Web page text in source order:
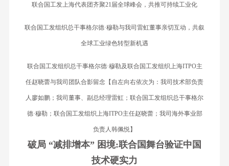
联合国工发上海代表团齐聚21届全球峰会，共推可持续工业化
联合国工发组织总干事格尔德·穆勒与我司雷虹董事亲切互动，共叙
全球工业绿色转型新机遇
联合国工发组织总干事格尔德·穆勒及联合国工发组织上海ITPO主
任赵晓蕾与我司团队合影留念【自左向右依次为：我司技术部负责
人廖如鹏；我司董事、副总经理雷虹；联合国工发组织总干事格尔
德·穆勒；联合国工发组织上海ITPO主任赵晓蕾；我司海外事业部
负责人韩佩悦】
破局 “减排增本” 困境:联合国舞台验证中国
技术硬实力